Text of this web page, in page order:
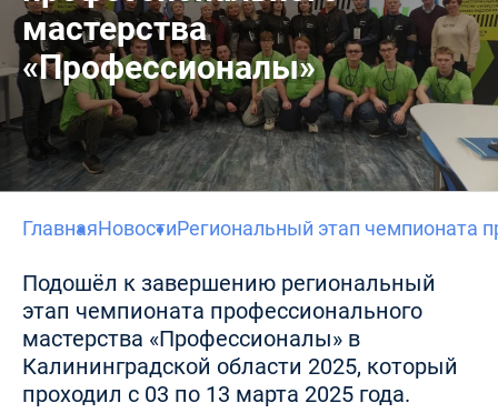
мастерства
«Профессионалы»
ГлавнаяНовостиРегиональный этап чемпионата
Подошёл к завершению региональный
этап чемпионата профессионального
мастерства «Профессионалы» в
Калининградской области 2025, который
проходил с 03 по 13 марта 2025 года.